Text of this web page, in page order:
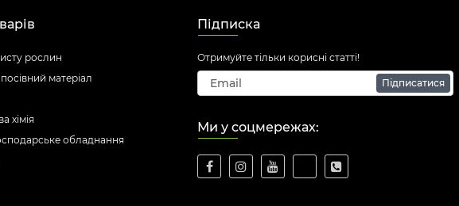
рослин
матеріал
хімія
обладнання
Підписка
Отримуйте тільки корисні статті!
Підписатися
Ми у соцмережах: